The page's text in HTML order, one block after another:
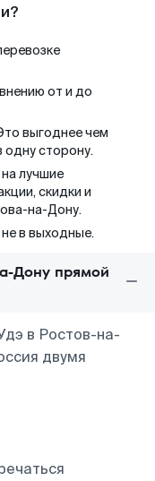
от и до
выгоднее чем
сторону.
лучшие
скидки и
на-Дону.
в выходные.
Дону прямой
в Ростов-на-
двумя